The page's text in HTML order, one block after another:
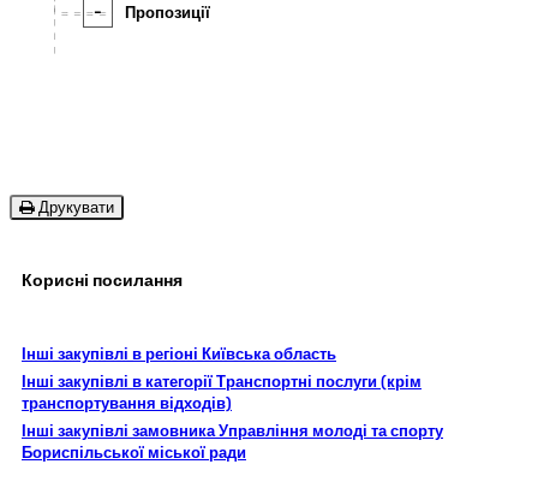
- Пропозиції
Друкувати
Корисні посилання
Інші закупівлі в регіоні Київська область
Інші закупівлі в категорії Транспортні послуги (крім
транспортування відходів)
Інші закупівлі замовника Управління молоді та спорту
Бориспільської міської ради